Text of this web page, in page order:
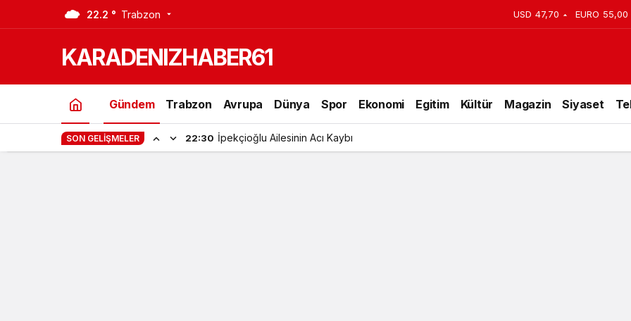
22.2 ° Trabzon USD 47,70 EURO 55,00
KARADENIZHABER61
Gündem Trabzon Avrupa Dünya Spor Ekonomi Egitim Kültür Magazin Siyaset
SON GELIŞMELER 22:30 İpekçioğlu Ailesinin Acı Kaybı
Hayati Çebi’nin Acı Günü